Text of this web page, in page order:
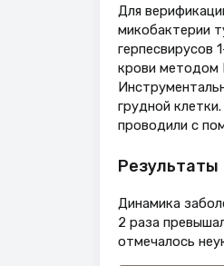
Для
микобактерии
герпесвирусов
крови методом
грудной
проводили с
Результаты
Динамика
2 раза
отмечалось